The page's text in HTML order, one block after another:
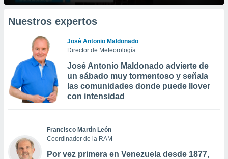
Nuestros expertos
José Antonio Maldonado
Director de Meteorología
José Antonio Maldonado advierte de
un sábado muy tormentoso y señala
las comunidades donde puede llover
con intensidad
Francisco Martín León
Coordinador de la RAM
Por vez primera en Venezuela desde 1877,